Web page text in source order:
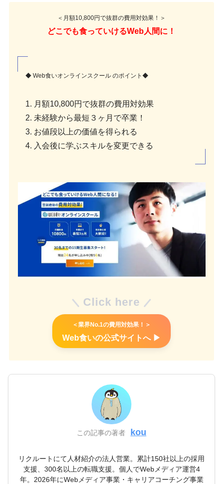
＜月額10,800円で抜群の費用対効果！＞
どこでも食っていけるWeb人間に！
◆ Web食いオンラインスクール のポイント◆
1. 月額10,800円で抜群の費用対効果
2. 未経験から最短３ヶ月で卒業！
3. お値段以上の価値を得られる
4. 入会後に学ぶスキルを変更できる
Click here
＜業界No.1の費用対効果！＞
Web食いの公式サイトへ ▶︎
この記事の著者 kou
リクルートにて人材紹介の法人営業。累計150社以上の採用
支援、300名以上の転職支援。個人でWebメディア運営4
年。2026年にWebメディア事業・キャリアコーチング事業